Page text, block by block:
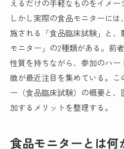
えるだけの手軽なものをイメー
しかし実際の食品モニターに
施される「食品臨床試験」と
モニター」の2種類がある。前
性質を持ちながら、参加のハ
徴が最近注目を集めている。こ
ー（食品臨床試験）の概要と
加するメリットを整理する。
食品モニターとは何